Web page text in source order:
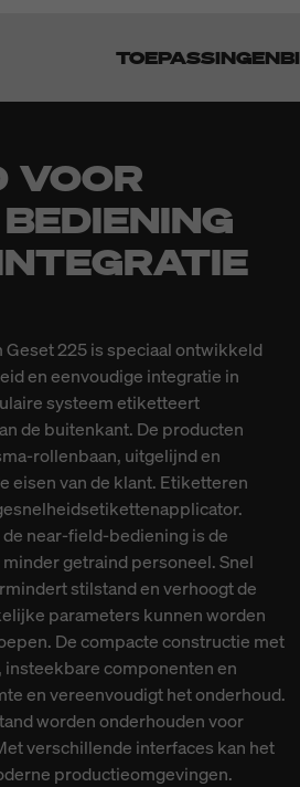
TOEPASSINGEN
VOOR
225 is speciaal ontwikkeld
en eenvoudige integratie in
systeem etiketteert
de buitenkant. De producten
rollenbaan, uitgelijnd en
eisen van de klant. Etiketteren
near-field-bediening is de
getraind personeel. Snel
stilstand en verhoogt de
parameters kunnen worden
De compacte constructie met
componenten en
en vereenvoudigt het onderhoud.
worden onderhouden voor
verschillende interfaces kan het
productieomgevingen.